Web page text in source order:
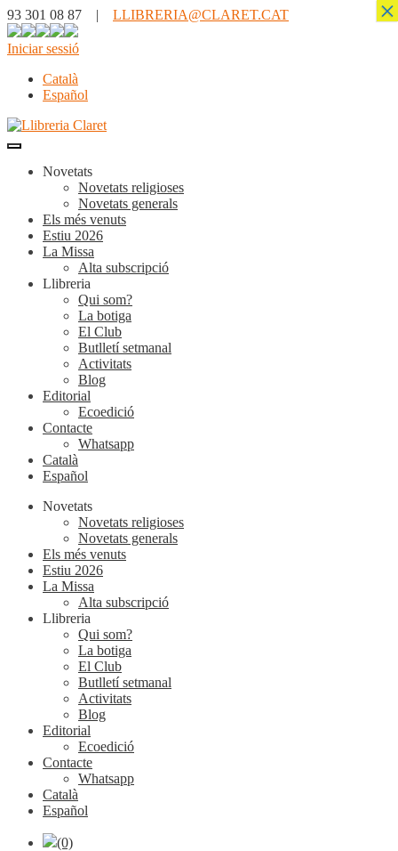
93 301 08 87 | LLIBRERIA@CLARET.CAT
Iniciar sessió
Català
Español
Novetats
Novetats religioses
Novetats generals
Els més venuts
Estiu 2026
La Missa
Alta subscripció
Llibreria
Qui som?
La botiga
El Club
Butlletí setmanal
Activitats
Blog
Editorial
Ecoedició
Contacte
Whatsapp
Català
Español
Novetats
Novetats religioses
Novetats generals
Els més venuts
Estiu 2026
La Missa
Alta subscripció
Llibreria
Qui som?
La botiga
El Club
Butlletí setmanal
Activitats
Blog
Editorial
Ecoedició
Contacte
Whatsapp
Català
Español
(0)
×